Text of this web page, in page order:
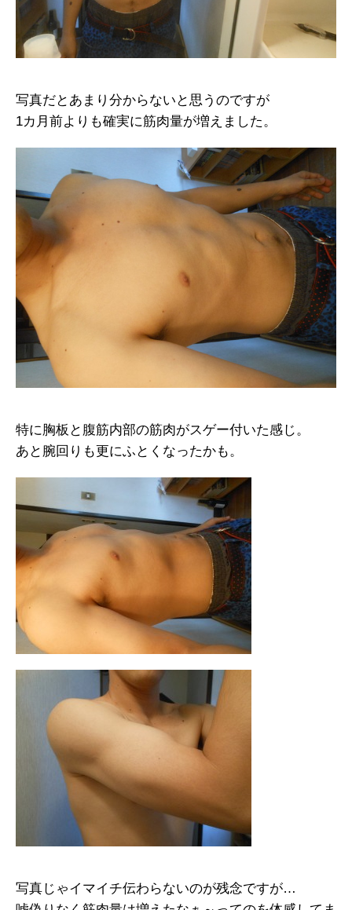
写真だとあまり分からないと思うのですが
1カ月前よりも確実に筋肉量が増えました。
特に胸板と腹筋内部の筋肉がスゲー付いた感じ。
あと腕回りも更にふとくなったかも。
写真じゃイマイチ伝わらないのが残念ですが…